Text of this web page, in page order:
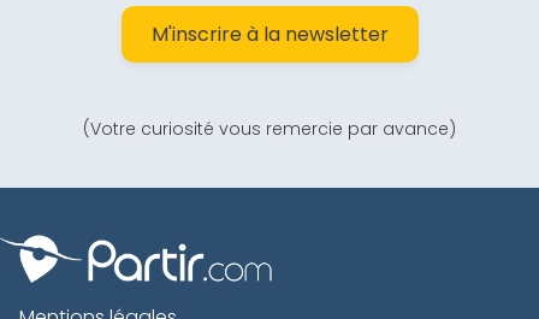
M'inscrire à la newsletter
(Votre curiosité vous remercie par avance)